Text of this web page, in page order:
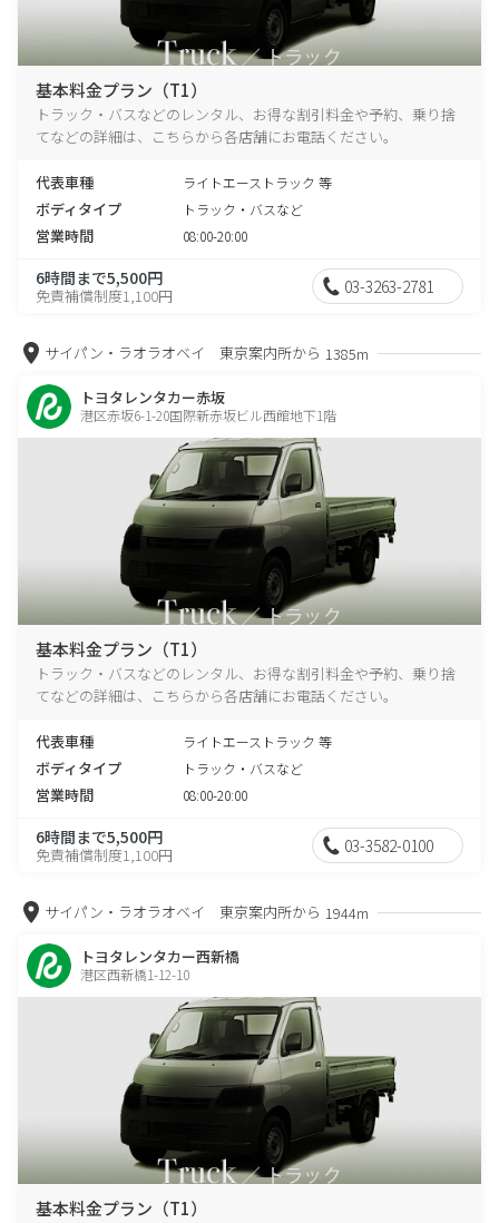
基本料金プラン（T1）
トラック・バスなどのレンタル、お得な割引料金や予約、乗り捨
てなどの詳細は、こちらから各店舗にお電話ください。
代表車種 ライトエーストラック 等
ボディタイプ トラック・バスなど
営業時間 08:00-20:00
6時間まで5,500円
免責補償制度1,100円 03-3263-2781
サイパン・ラオラオベイ 東京案内所から 1385m
トヨタレンタカー赤坂
港区赤坂6-1-20国際新赤坂ビル西館地下1階
基本料金プラン（T1）
トラック・バスなどのレンタル、お得な割引料金や予約、乗り捨
てなどの詳細は、こちらから各店舗にお電話ください。
代表車種 ライトエーストラック 等
ボディタイプ トラック・バスなど
営業時間 08:00-20:00
6時間まで5,500円
免責補償制度1,100円 03-3582-0100
サイパン・ラオラオベイ 東京案内所から 1944m
トヨタレンタカー西新橋
港区西新橋1-12-10
基本料金プラン（T1）